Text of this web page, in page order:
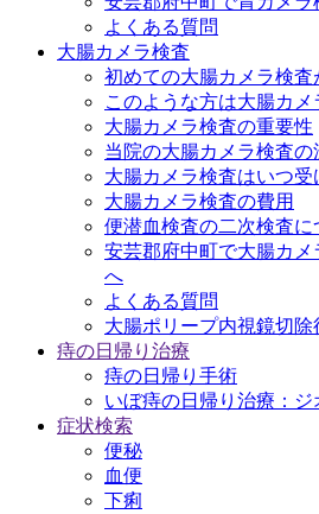
よくある質問
大腸カメラ検査
初めての大腸カメラ検査
このような方は大腸カ
大腸カメラ検査の重要性
当院の大腸カメラ検査の
大腸カメラ検査はいつ受
大腸カメラ検査の費用
便潜血検査の二次検査に
安芸郡府中町で大腸カ
へ
よくある質問
大腸ポリープ内視鏡切除
痔の日帰り治療
痔の日帰り手術
いぼ痔の日帰り治療：ジ
症状検索
便秘
血便
下痢